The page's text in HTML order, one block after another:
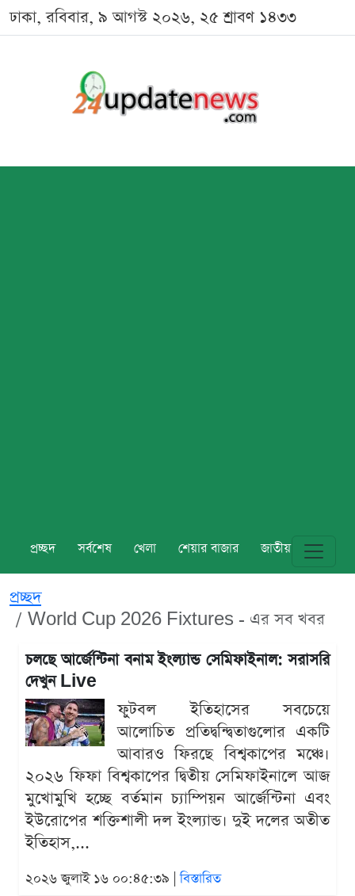
ঢাকা, রবিবার, ৯ আগস্ট ২০২৬, ২৫ শ্রাবণ ১৪৩৩
প্রচ্ছদ সর্বশেষ খেলা শেয়ার বাজার জাতীয় বিশ্ব
প্রচ্ছদ
World Cup 2026 Fixtures - এর সব খবর
চলছে আর্জেন্টিনা বনাম ইংল্যান্ড সেমিফাইনাল: সরাসরি
দেখুন Live
ফুটবল ইতিহাসের সবচেয়ে
আলোচিত প্রতিদ্বন্দ্বিতাগুলোর একটি
আবারও ফিরছে বিশ্বকাপের মঞ্চে।
২০২৬ ফিফা বিশ্বকাপের দ্বিতীয় সেমিফাইনালে আজ
মুখোমুখি হচ্ছে বর্তমান চ্যাম্পিয়ন আর্জেন্টিনা এবং
ইউরোপের শক্তিশালী দল ইংল্যান্ড। দুই দলের অতীত
ইতিহাস,...
২০২৬ জুলাই ১৬ ০০:৪৫:৩৯ |বিস্তারিত